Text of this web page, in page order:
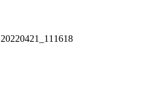
20220421_111618